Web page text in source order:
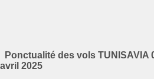
Ponctualité des vols TUNISAVIA
avril 2025